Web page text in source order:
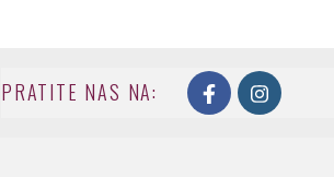
PRATITE NAS NA: